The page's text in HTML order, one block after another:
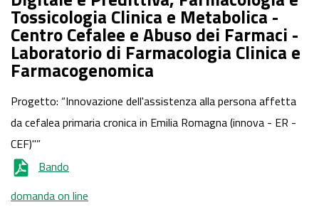
Laboratorio di Farmacologia Clinica e Farmacogenomica
Tossicologia Clinica e Metabolica -
Centro Cefalee e Abuso dei Farmaci -
Laboratorio di Farmacologia Clinica e
Farmacogenomica
Progetto: “Innovazione dell'assistenza alla persona affetta
da cefalea primaria cronica in Emilia Romagna (innova - ER -
CEF)"”
Bando
domanda on line